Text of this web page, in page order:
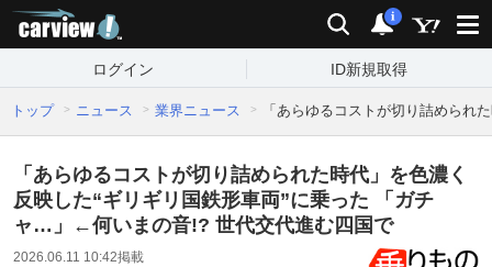
検索 通知
i
ログイン ID新規取得
トップ ニュース 業界ニュース 「あらゆるコストが切り詰められ
「あらゆるコストが切り詰められた時代」を色濃く
反映した“ギリギリ国鉄形車両”に乗った 「ガチ
ャ…」←何いまの音!? 世代交代進む四国で
2026.06.11 10:42掲載